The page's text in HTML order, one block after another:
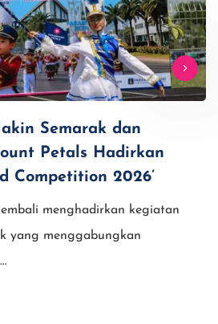
Semarak dan
Competition 2026’
menghadirkan kegiatan
yang menggabungkan